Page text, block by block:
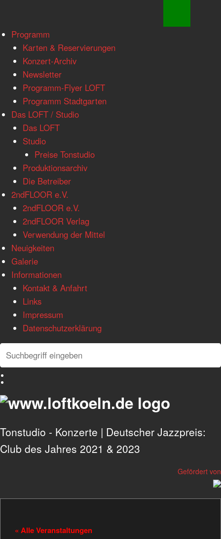
www.loftkoeln.de
navigation
Skip
content
Programm
Karten & Reservierungen
Konzert-Archiv
Newsletter
Programm-Flyer LOFT
Programm Stadtgarten
Das LOFT / Studio
Das LOFT
Studio
Preise Tonstudio
Produktionsarchiv
Die Betreiber
2ndFLOOR e.V.
2ndFLOOR e.V.
2ndFLOOR Verlag
Verwendung der Mittel
Neuigkeiten
Galerie
Informationen
Kontakt & Anfahrt
Links
Impressum
Datenschutzerklärung
Search
Search
Tonstudio - Konzerte | Deutscher Jazzpreis:
Club des Jahres 2021 & 2023
Gefördert von
« Alle Veranstaltungen